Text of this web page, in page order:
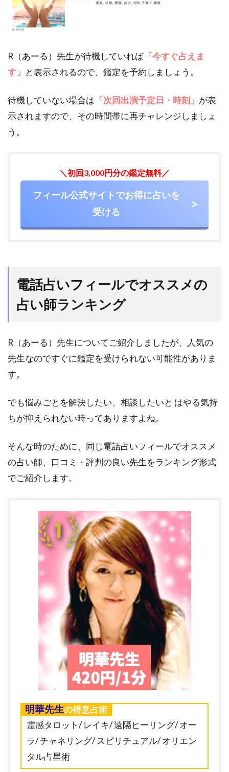
R（あーる）先生が待機していれば「今すぐ占えま
す」 と表示されるので、鑑定を予約しましょう。
待機していない場合は 「次回出演予定日・時刻」 が表
示されますので、その時間帯に再チャレンジしましょ
う。
＼初回3,000円分の鑑定無料／
フィール公式サイトでお得に占いを
受ける
電話占いフィールでオススメの
占い師ランキング
R（あーる）先生についてご紹介しましたが、人気の
先生なのですぐに鑑定を受けられない可能性がありま
す。
でも悩みごとを解決したい、相談したいと はやる気持
ちが抑えられない時ってありますよね。
そんな時のために、同じ電話占いフィールでオススメ
の占い師、口コミ・評判の良い先生をランキング形式
でご紹介します。
明華先生の得意占術
霊感タロット/ レイキ/ 遠隔ヒーリング/ オー
ラ/ チャネリング/ スピリチュアル/ オリエン
タル占星術